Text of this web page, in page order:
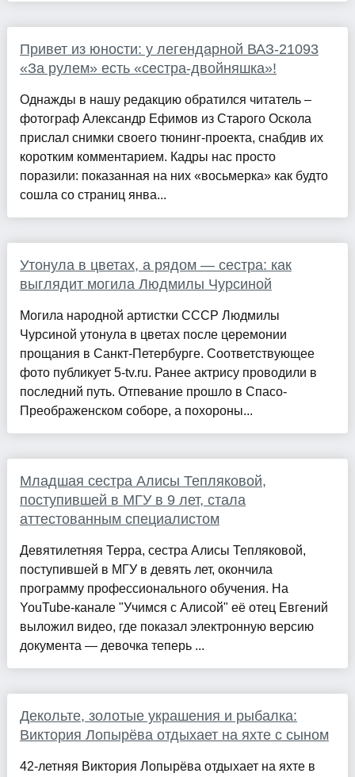
Привет из юности: у легендарной ВАЗ-21093
«За рулем» есть «сестра-двойняшка»!
Однажды в нашу редакцию обратился читатель –
фотограф Александр Ефимов из Старого Оскола
прислал снимки своего тюнинг-проекта, снабдив их
коротким комментарием. Кадры нас просто
поразили: показанная на них «восьмерка» как будто
сошла со страниц янва...
Утонула в цветах, а рядом — сестра: как
выглядит могила Людмилы Чурсиной
Могила народной артистки СССР Людмилы
Чурсиной утонула в цветах после церемонии
прощания в Санкт-Петербурге. Соответствующее
фото публикует 5-tv.ru. Ранее актрису проводили в
последний путь. Отпевание прошло в Спасо-
Преображенском соборе, а похороны...
Младшая сестра Алисы Тепляковой,
поступившей в МГУ в 9 лет, стала
аттестованным специалистом
Девятилетняя Терра, сестра Алисы Тепляковой,
поступившей в МГУ в девять лет, окончила
программу профессионального обучения. На
YouTube-канале "Учимся с Алисой" её отец Евгений
выложил видео, где показал электронную версию
документа — девочка теперь ...
Декольте, золотые украшения и рыбалка:
Виктория Лопырёва отдыхает на яхте с сыном
42-летняя Виктория Лопырёва отдыхает на яхте в